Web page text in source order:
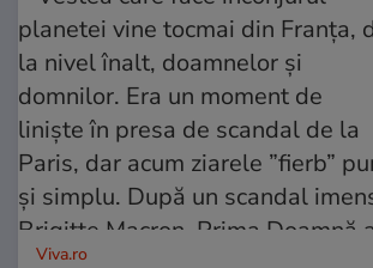
Viva.ro